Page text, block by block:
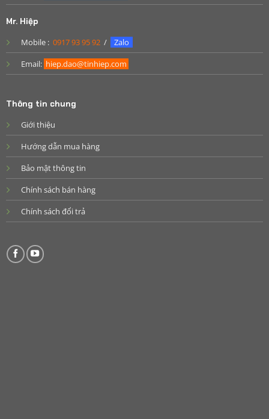
Mr. Hiệp
Mobile : 0917 93 95 92/
Zalo
Email: hiep.dao@tinhiep.com
Thông tin chung
Giới thiệu
Hướng dẫn mua hàng
Bảo mật thông tin
Chính sách bán hàng
Chính sách đổi trả